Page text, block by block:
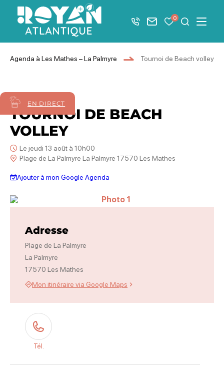
Afficher la barre de navigation du mode éco
Royan Atlantique
+33 5 46 08 21 00
Nous contacter
Mes favoris
0 JeMenu
Agenda à Les Mathes – La Palmyre Tournoi de Beach volley
EN DIRECT
13août 2026
TOURNOI DE BEACH
VOLLEY
Le jeudi 13 août à 10h00
Plage de La Palmyre La Palmyre 17570 Les Mathes
Ajouter à mon Google Agenda
Photo 1
Adresse
Plage de La Palmyre
La Palmyre
17570 Les Mathes
Mon itinéraire via Google Maps
Tél.